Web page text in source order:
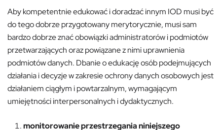
Aby kompetentnie edukować i doradzać innym IOD musi być
do tego dobrze przygotowany merytorycznie, musi sam
bardzo dobrze znać obowiązki administratorów i podmiotów
przetwarzających oraz powiązane z nimi uprawnienia
podmiotów danych. Dbanie o edukację osób podejmujących
działania i decyzje w zakresie ochrony danych osobowych jest
działaniem ciągłym i powtarzalnym, wymagającym
umiejętności interpersonalnych i dydaktycznych.
monitorowanie przestrzegania niniejszego